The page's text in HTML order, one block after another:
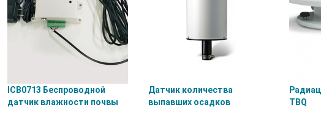
ICB0713 Беспроводной
датчик влажности почвы
Датчик количества
выпавших осадков
TBQ